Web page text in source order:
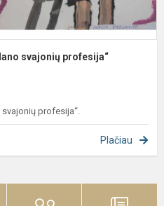
svajonių profesija“
profesija“.
Plačiau